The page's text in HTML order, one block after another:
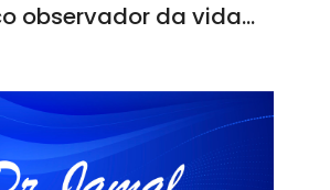
observador da vida…